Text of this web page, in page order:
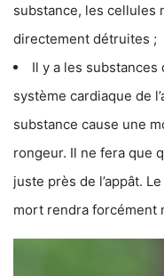
substance, les cellules
directement détruites ;
Il y a les
système cardiaque de
substance cause une
rongeur. Il ne fera que
juste près de l’appât.
mort rendra forcément